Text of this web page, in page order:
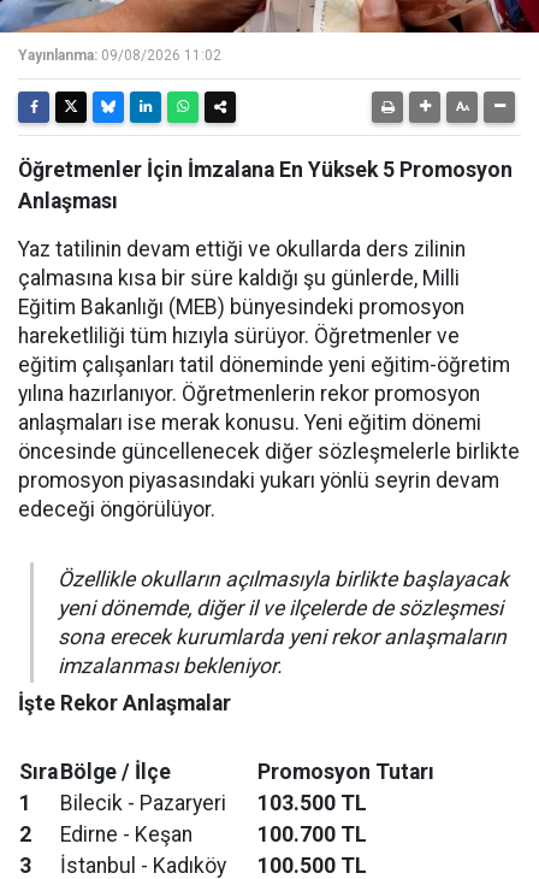
Yayınlanma: 09/08/2026 11:02
Öğretmenler İçin İmzalana En Yüksek 5 Promosyon
Anlaşması
Yaz tatilinin devam ettiği ve okullarda ders zilinin
çalmasına kısa bir süre kaldığı şu günlerde, Milli
Eğitim Bakanlığı (MEB) bünyesindeki promosyon
hareketliliği tüm hızıyla sürüyor. Öğretmenler ve
eğitim çalışanları tatil döneminde yeni eğitim-öğretim
yılına hazırlanıyor. Öğretmenlerin rekor promosyon
anlaşmaları ise merak konusu. Yeni eğitim dönemi
öncesinde güncellenecek diğer sözleşmelerle birlikte
promosyon piyasasındaki yukarı yönlü seyrin devam
edeceği öngörülüyor.
Özellikle okulların açılmasıyla birlikte başlayacak
yeni dönemde, diğer il ve ilçelerde de sözleşmesi
sona erecek kurumlarda yeni rekor anlaşmaların
imzalanması bekleniyor.
İşte Rekor Anlaşmalar
Sıra Bölge / İlçe
Promosyon Tutarı
1
Bilecik - Pazaryeri
103.500 TL
2
Edirne - Keşan
100.700 TL
3
İstanbul - Kadıköy
100.500 TL